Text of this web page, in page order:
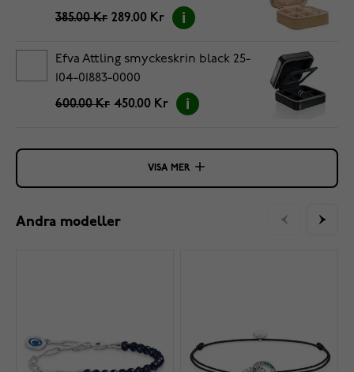
385.00 Kr 289.00 Kr
Efva Attling smyckeskrin black 25-
104-01883-0000
600.00 Kr 450.00 Kr
VISA MER
Andra modeller